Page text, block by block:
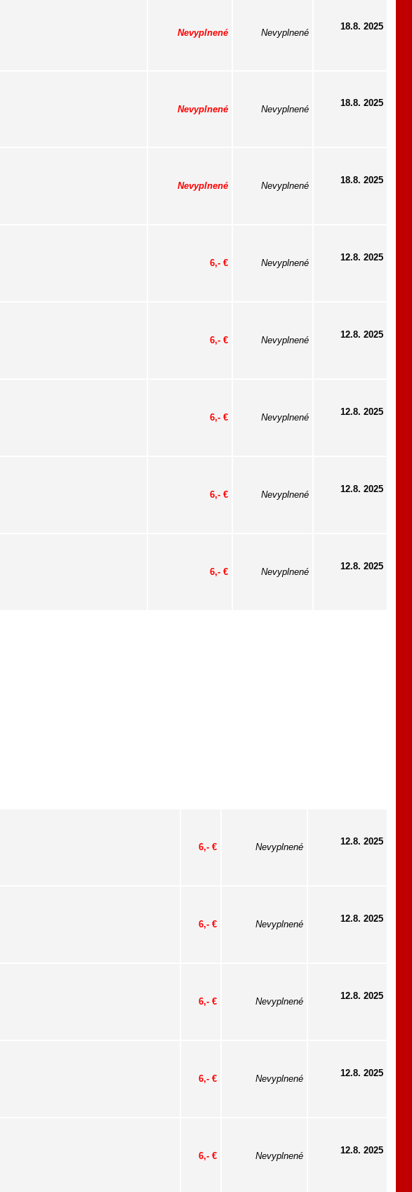
Nevyplnené Nevyplnené
18.8. 2025
Nevyplnené Nevyplnené
18.8. 2025
Nevyplnené Nevyplnené
18.8. 2025
6,- € Nevyplnené
12.8. 2025
6,- € Nevyplnené
12.8. 2025
6,- € Nevyplnené
12.8. 2025
6,- € Nevyplnené
12.8. 2025
6,- € Nevyplnené
12.8. 2025
6,- € Nevyplnené
12.8. 2025
6,- € Nevyplnené
12.8. 2025
6,- € Nevyplnené
12.8. 2025
6,- € Nevyplnené
12.8. 2025
6,- € Nevyplnené
12.8. 2025